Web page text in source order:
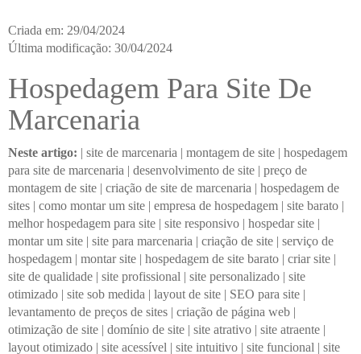
Criada em: 29/04/2024
Última modificação: 30/04/2024
Hospedagem Para Site De
Marcenaria
Neste artigo: | site de marcenaria | montagem de site | hospedagem
para site de marcenaria | desenvolvimento de site | preço de
montagem de site | criação de site de marcenaria | hospedagem de
sites | como montar um site | empresa de hospedagem | site barato |
melhor hospedagem para site | site responsivo | hospedar site |
montar um site | site para marcenaria | criação de site | serviço de
hospedagem | montar site | hospedagem de site barato | criar site |
site de qualidade | site profissional | site personalizado | site
otimizado | site sob medida | layout de site | SEO para site |
levantamento de preços de sites | criação de página web |
otimização de site | domínio de site | site atrativo | site atraente |
layout otimizado | site acessível | site intuitivo | site funcional | site